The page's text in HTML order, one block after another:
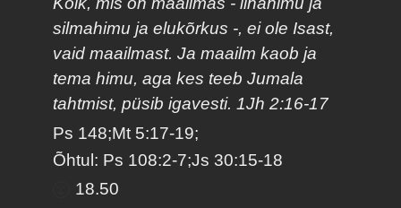
silmahimu ja elukõrkus -, ei ole Isast,
vaid maailmast. Ja maailm kaob ja
tema himu, aga kes teeb Jumala
tahtmist, püsib igavesti. 1Jh 2:16-17
Ps 148;Mt 5:17-19;
Õhtul: Ps 108:2-7;Js 30:15-18
18.50